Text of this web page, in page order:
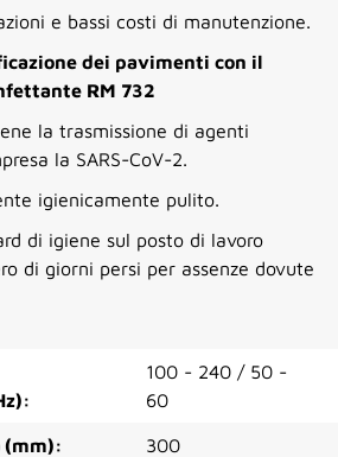
e bassi costi di manutenzione.
dei pavimenti con il
RM 732
la trasmissione di agenti
la SARS-CoV-2.
igienicamente pulito.
di igiene sul posto di lavoro
di giorni persi per assenze dovute
100 - 240 / 50 -
60
(mm): 300